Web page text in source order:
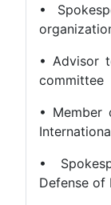
•
• Advisor
committee
• Member
•
Defense of